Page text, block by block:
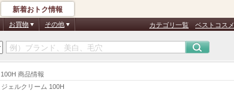
商品情報
ェルクリーム 100H
新着おトク情報
お買物 その他 カテゴリ一覧 ベストコスメ